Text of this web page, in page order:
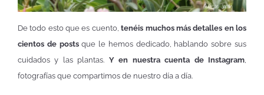
De todo esto que es cuento,tenéis muchos más detalles en los
cientos de postsque le hemos dedicado, hablando sobre sus
cuidados y las plantas. Y en nuestra cuenta de Instagram,
fotografías que compartimos de nuestro día a día.